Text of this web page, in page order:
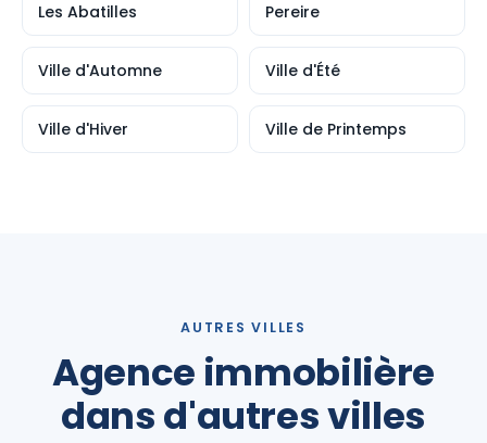
Les Abatilles Pereire
Ville d'Automne Ville d'Été
Ville d'Hiver Ville de Printemps
AUTRES VILLES
Agence immobilière
dans d'autres villes